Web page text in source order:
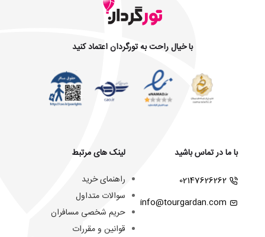
با خیال راحت به تورگردان اعتماد کنید
با ما در تماس باشید
02147626262
info@tourgardan.com
لینک های مرتبط
راهنمای خرید
سوالات متداول
حریم شخصی مسافران
قوانین و مقررات